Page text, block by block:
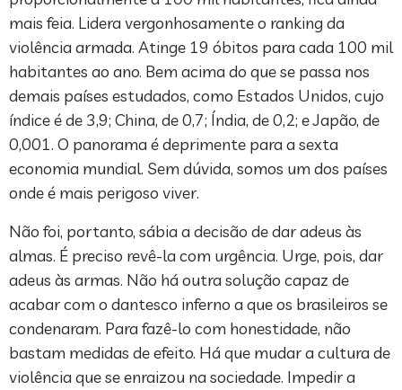
mais feia. Lidera vergonhosamente o ranking da
violência armada. Atinge 19 óbitos para cada 100 mil
habitantes ao ano. Bem acima do que se passa nos
demais países estudados, como Estados Unidos, cujo
índice é de 3,9; China, de 0,7; Índia, de 0,2; e Japão, de
0,001. O panorama é deprimente para a sexta
economia mundial. Sem dúvida, somos um dos países
onde é mais perigoso viver.
Não foi, portanto, sábia a decisão de dar adeus às
almas. É preciso revê-la com urgência. Urge, pois, dar
adeus às armas. Não há outra solução capaz de
acabar com o dantesco inferno a que os brasileiros se
condenaram. Para fazê-lo com honestidade, não
bastam medidas de efeito. Há que mudar a cultura de
violência que se enraizou na sociedade. Impedir a